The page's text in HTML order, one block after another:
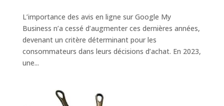
L’importance des avis en ligne sur Google My
Business n’a cessé d’augmenter ces dernières années,
devenant un critère déterminant pour les
consommateurs dans leurs décisions d’achat. En 2023,
une...